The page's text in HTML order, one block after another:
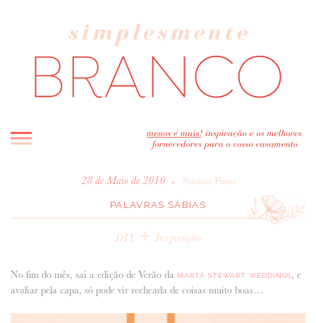
INICIO
BLOG
ENTREVISTAS
CASAVA-ME AQUI!
FORNECEDORES RECOMENDADOS
28 de Maio de 2010 • Susana Pinto
PALAVRAS SÁBIAS
DIY+ Inspiração
No fim do mês, sai a edição de Verão da MARTA STEWART WEDDINGS, e
avaliar pela capa, só pode vir recheada de coisas muito boas…